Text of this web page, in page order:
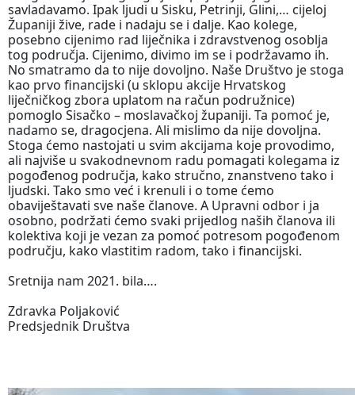
savladavamo. Ipak ljudi u Sisku, Petrinji, Glini,… cijeloj
Županiji žive, rade i nadaju se i dalje. Kao kolege,
posebno cijenimo rad liječnika i zdravstvenog osoblja
tog područja. Cijenimo, divimo im se i podržavamo ih.
No smatramo da to nije dovoljno. Naše Društvo je stoga
kao prvo financijski (u sklopu akcije Hrvatskog
liječničkog zbora uplatom na račun podružnice)
pomoglo Sisačko – moslavačkoj županiji. Ta pomoć je,
nadamo se, dragocjena. Ali mislimo da nije dovoljna.
Stoga ćemo nastojati u svim akcijama koje provodimo,
ali najviše u svakodnevnom radu pomagati kolegama iz
pogođenog područja, kako stručno, znanstveno tako i
ljudski. Tako smo već i krenuli i o tome ćemo
obaviještavati sve naše članove. A Upravni odbor i ja
osobno, podržati ćemo svaki prijedlog naših članova ili
kolektiva koji je vezan za pomoć potresom pogođenom
području, kako vlastitim radom, tako i financijski.
Sretnija nam 2021. bila….
Zdravka Poljaković
Predsjednik Društva